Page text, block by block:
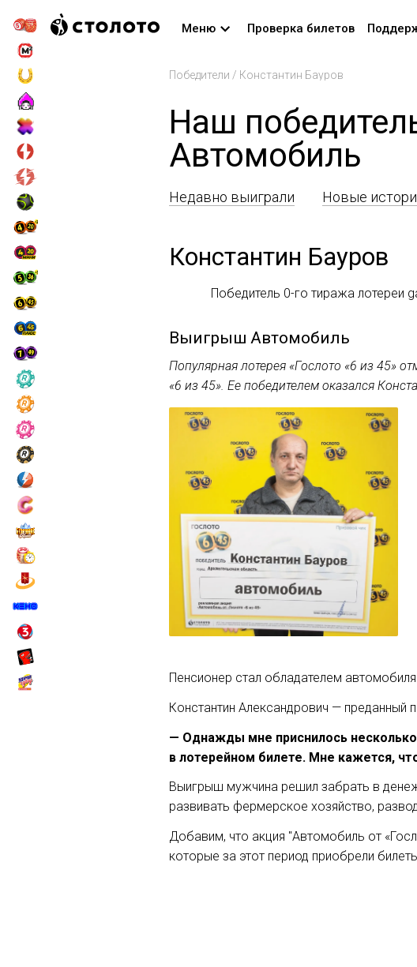
Меню Проверка билетов
Победители / Константин Бауров
Наш
Автомобиль
Недавно выиграли Новые
Константин Бауров
Победитель 0-го тиража лотереи
Выигрыш Автомобиль
Популярная лотерея «Гослото «6 из 45»
«6 из 45». Ее победителем оказался
Пенсионер стал обладателем
Константин Александрович — преданный
— Однажды мне приснилось несколько
в лотерейном билете. Мне кажется,
Выигрыш мужчина решил забрать в
развивать фермерское хозяйство,
Добавим, что акция "Автомобиль от
которые за этот период приобрели